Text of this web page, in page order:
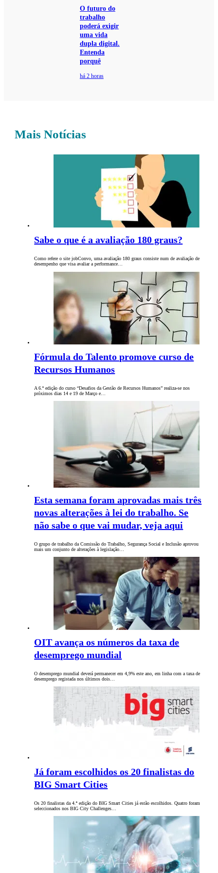
O futuro do
trabalho
poderá exigir
uma vida
dupla digital.
Entenda
porquê
há 2 horas
Mais Notícias
Sabe o que é a avaliação 180 graus?
Como refere o site jobConvo, uma avaliação 180 graus consiste num de avaliação de
desempenho que visa avaliar a performance…
Fórmula do Talento promove curso de
Recursos Humanos
A 6.ª edição do curso “Desafios da Gestão de Recursos Humanos” realiza-se nos
próximos dias 14 e 19 de Março e…
Esta semana foram aprovadas mais três
novas alterações à lei do trabalho. Se
não sabe o que vai mudar, veja aqui
O grupo de trabalho da Comissão do Trabalho, Segurança Social e Inclusão aprovou
mais um conjunto de alterações à legislação…
OIT avança os números da taxa de
desemprego mundial
O desemprego mundial deverá permanecer em 4,9% este ano, em linha com a taxa de
desemprego registada nos últimos dois…
Já foram escolhidos os 20 finalistas do
BIG Smart Cities
Os 20 finalistas da 4.ª edição do BIG Smart Cities já estão escolhidos. Quatro foram
seleccionados nos BIG City Challenges…